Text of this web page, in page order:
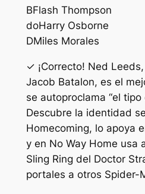
BFlash Thompson
doHarry Osborne
DMiles Morales
✓ ¡Correcto! Ned
Jacob Batalon, es el
se autoproclama “el tipo
Descubre la identidad
Homecoming, lo apoya
y en No Way Home usa
Sling Ring del Doctor
portales a otros Spider-